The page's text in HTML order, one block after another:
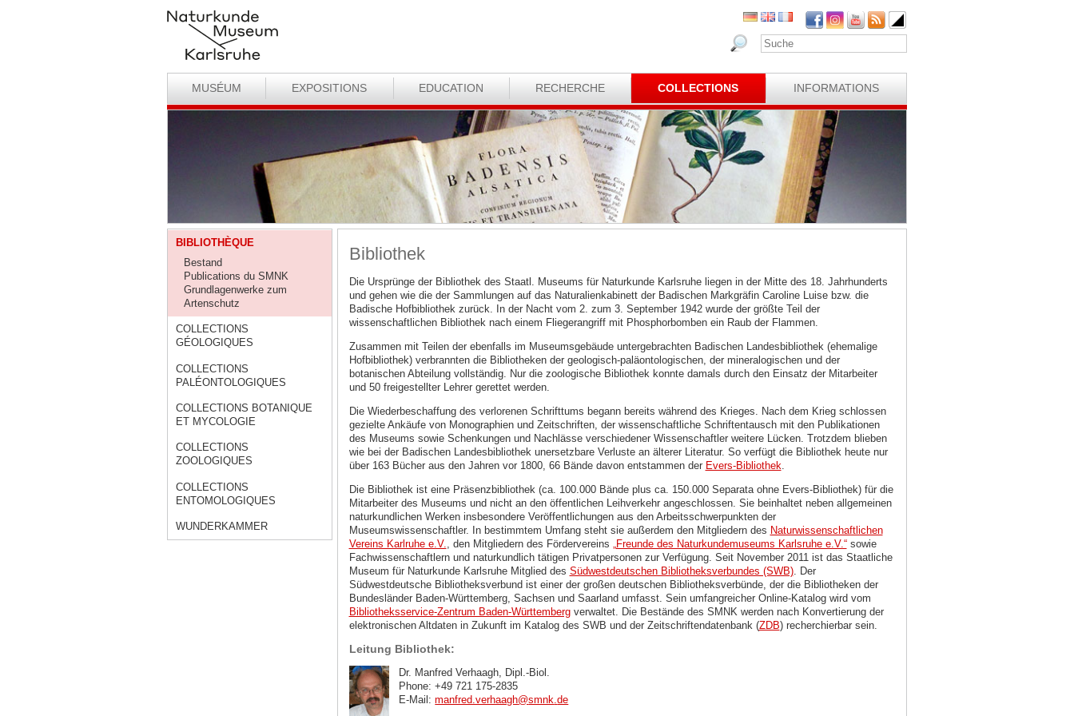
MUSÉUM EXPOSITIONS EDUCATION RECHERCHE COLLECTIONS INFORMATIONS
BIBLIOTHÈQUE
Bestand
Publications du SMNK
Grundlagenwerke zum
Artenschutz
COLLECTIONS
GÉOLOGIQUES
COLLECTIONS
PALÉONTOLOGIQUES
COLLECTIONS BOTANIQUE
ET MYCOLOGIE
COLLECTIONS
ZOOLOGIQUES
COLLECTIONS
ENTOMOLOGIQUES
WUNDERKAMMER
Bibliothek
Die Ursprünge der Bibliothek des Staatl. Museums für Naturkunde Karlsruhe liegen in der Mitte des 18. Jahrhunderts
und gehen wie die der Sammlungen auf das Naturalienkabinett der Badischen Markgräfin Caroline Luise bzw. die
Badische Hofbibliothek zurück. In der Nacht vom 2. zum 3. September 1942 wurde der größte Teil der
wissenschaftlichen Bibliothek nach einem Fliegerangriff mit Phosphorbomben ein Raub der Flammen.
Zusammen mit Teilen der ebenfalls im Museumsgebäude untergebrachten Badischen Landesbibliothek (ehemalige
Hofbibliothek) verbrannten die Bibliotheken der geologisch-paläontologischen, der mineralogischen und der
botanischen Abteilung vollständig. Nur die zoologische Bibliothek konnte damals durch den Einsatz der Mitarbeiter
und 50 freigestellter Lehrer gerettet werden.
Die Wiederbeschaffung des verlorenen Schrifttums begann bereits während des Krieges. Nach dem Krieg schlossen
gezielte Ankäufe von Monographien und Zeitschriften, der wissenschaftliche Schriftentausch mit den Publikationen
des Museums sowie Schenkungen und Nachlässe verschiedener Wissenschaftler weitere Lücken. Trotzdem blieben
wie bei der Badischen Landesbibliothek unersetzbare Verluste an älterer Literatur. So verfügt die Bibliothek heute nur
über 163 Bücher aus den Jahren vor 1800, 66 Bände davon entstammen der Evers-Bibliothek.
Die Bibliothek ist eine Präsenzbibliothek (ca. 100.000 Bände plus ca. 150.000 Separata ohne Evers-Bibliothek) für die
Mitarbeiter des Museums und nicht an den öffentlichen Leihverkehr angeschlossen. Sie beinhaltet neben allgemeinen
naturkundlichen Werken insbesondere Veröffentlichungen aus den Arbeitsschwerpunkten der
Museumswissenschaftler. In bestimmtem Umfang steht sie außerdem den Mitgliedern des Naturwissenschaftlichen
Vereins Karlruhe e.V.
, den Mitgliedern des Fördervereins „Freunde des Naturkundemuseums Karlsruhe e.V.“sowie
Fachwissenschaftlern und naturkundlich tätigen Privatpersonen zur Verfügung. Seit November 2011 ist das Staatliche
Museum für Naturkunde Karlsruhe Mitglied des Südwestdeutschen Bibliotheksverbundes (SWB). Der
Südwestdeutsche Bibliotheksverbund ist einer der großen deutschen Bibliotheksverbünde, der die Bibliotheken der
Bundesländer Baden-Württemberg, Sachsen und Saarland umfasst. Sein umfangreicher Online-Katalog wird vom
Bibliotheksservice-Zentrum Baden-Württembergverwaltet. Die Bestände des SMNK werden nach Konvertierung der
elektronischen Altdaten in Zukunft im Katalog des SWB und der Zeitschriftendatenbank (ZDB) recherchierbar sein.
Leitung Bibliothek:
Dr. Manfred Verhaagh, Dipl.-Biol.
Phone: +49 721 175-2835
E-Mail:manfred.verhaagh@smnk.de